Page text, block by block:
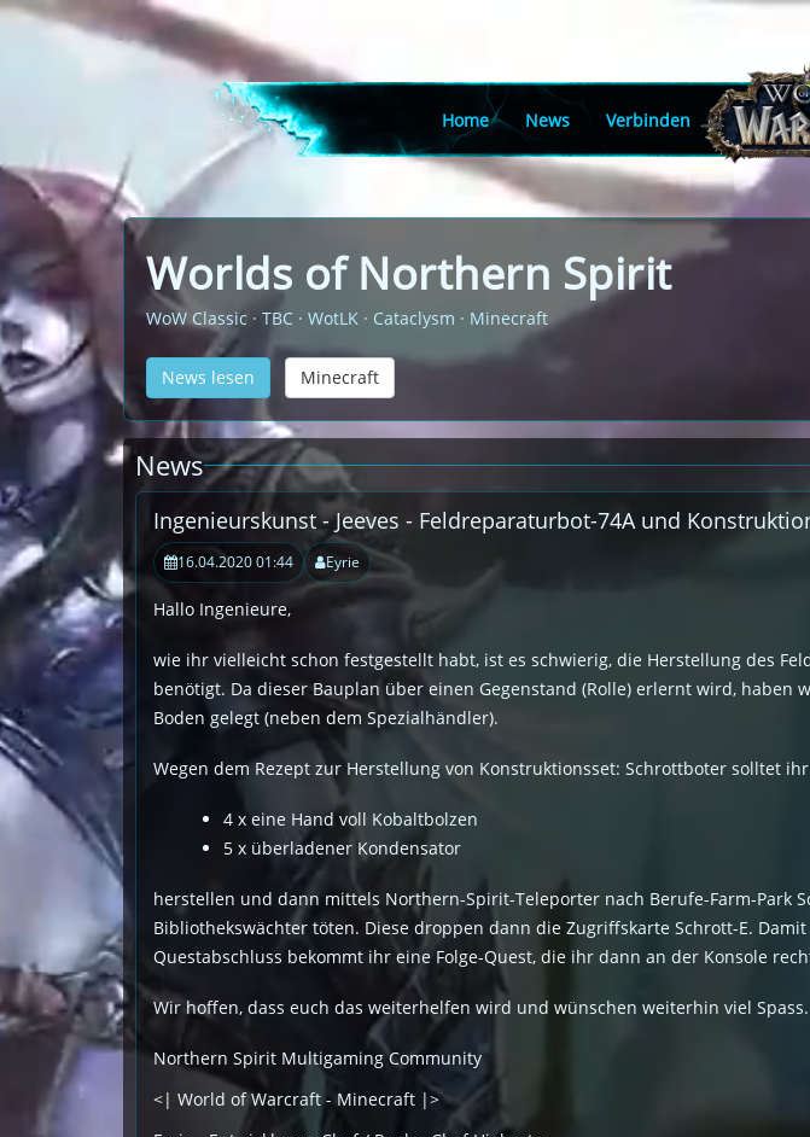
Home News Verbinden
Worlds of Northern Spirit
WoW Classic · TBC · WotLK · Cataclysm · Minecraft
News lesen Minecraft
News
Ingenieurskunst - Jeeves - Feldreparaturbot-74A und
16.04.2020 01:44 Eyrie
Hallo Ingenieure,
wie ihr vielleicht schon festgestellt habt, ist es schwierig, die Herstellung des
benötigt. Da dieser Bauplan über einen Gegenstand (Rolle) erlernt wird,
Boden gelegt (neben dem Spezialhändler).
Wegen dem Rezept zur Herstellung von Konstruktionsset: Schrottboter solltet
4 x eine Hand voll Kobaltbolzen
5 x überladener Kondensator
herstellen und dann mittels Northern-Spirit-Teleporter nach Berufe-Farm-Park
Bibliothekswächter töten. Diese droppen dann die Zugriffskarte Schrott-E.
Questabschluss bekommt ihr eine Folge-Quest, die ihr dann an der Konsole
Wir hoffen, dass euch das weiterhelfen wird und wünschen weiterhin viel Spass.
Northern Spirit Multigaming Community
<| World of Warcraft - Minecraft |>